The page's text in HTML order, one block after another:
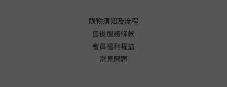
購物須知及流程
售後服務條款
會員福利權益
常見問題